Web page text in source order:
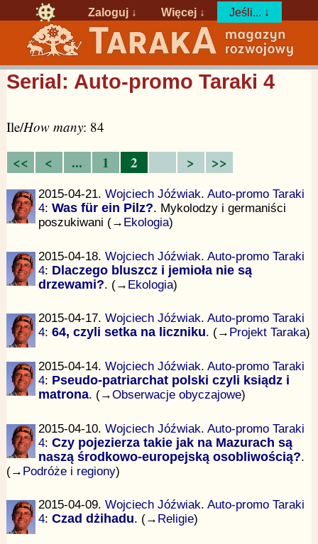
Zaloguj ↓ Więcej ↓ Jeśli... ↓
Serial: Auto-promo Taraki 4
Ile/How many: 84
<< < ... 1 2 > >>
2015-04-21. Wojciech Jóźwiak. Auto-promo Taraki
4: Was für ein Pilz?. Mykolodzy i germaniści
poszukiwani (→ Ekologia)
2015-04-18. Wojciech Jóźwiak. Auto-promo Taraki
4: Dlaczego bluszcz i jemioła nie są
drzewami?. (→ Ekologia)
2015-04-17. Wojciech Jóźwiak. Auto-promo Taraki
4: 64, czyli setka na liczniku. (→ Projekt Taraka)
2015-04-14. Wojciech Jóźwiak. Auto-promo Taraki
4: Pseudo-patriarchat polski czyli ksiądz i
matrona. (→Obserwacje obyczajowe)
2015-04-10. Wojciech Jóźwiak. Auto-promo Taraki
4: Czy pojezierza takie jak na Mazurach są
naszą środkowo-europejską osobliwością?.
(→ Podróże i regiony)
2015-04-09. Wojciech Jóźwiak. Auto-promo Taraki
4: Czad dżihadu. (→ Religie)